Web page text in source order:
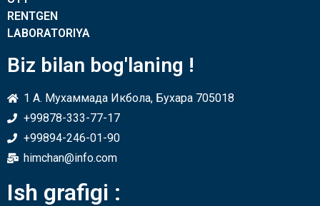
RENTGEN
LABORATORIYA
Biz bilan bog'laning !
1 A. Мухаммада Икбола, Бухара 705018
+99878-333-77-17
+99894-246-01-90
himchan@info.com
Ish grafigi :